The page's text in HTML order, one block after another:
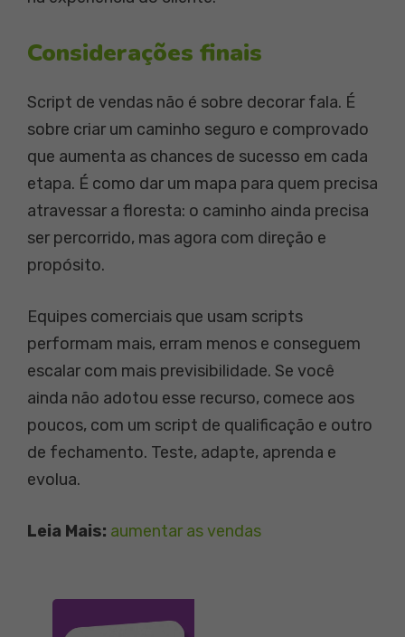
Considerações finais
Script de vendas não é sobre decorar fala. É
sobre criar um caminho seguro e comprovado
que aumenta as chances de sucesso em cada
etapa. É como dar um mapa para quem precisa
atravessar a floresta: o caminho ainda precisa
ser percorrido, mas agora com direção e
propósito.
Equipes comerciais que usam scripts
performam mais, erram menos e conseguem
escalar com mais previsibilidade. Se você
ainda não adotou esse recurso, comece aos
poucos, com um script de qualificação e outro
de fechamento. Teste, adapte, aprenda e
evolua.
Leia Mais: aumentar as vendas